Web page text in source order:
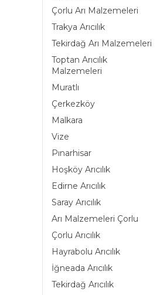
Çorlu Arı Malzemeleri
Trakya Arıcılık
Tekirdağ Arı Malzemeleri
Toptan Arıcılık
Malzemeleri
Muratlı
Çerkezköy
Malkara
Vize
Pınarhisar
Hoşköy Arıcılık
Edirne Arıcılık
Saray Arıcılık
Arı Malzemeleri Çorlu
Çorlu Arıcılık
Hayrabolu Arıcılık
İğneada Arıcılık
Tekirdağ Arıcılık